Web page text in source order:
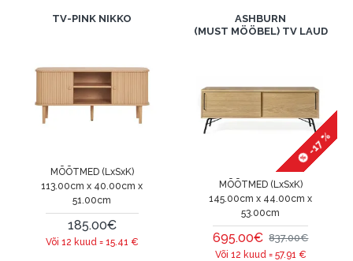
TV-PINK NIKKO
MÕÕTMED (LxSxK)
113.00cm x 40.00cm x
51.00cm
185.00€
Või 12 kuud = 15.41 €
ASHBURN
(MUST MÖÖBEL) TV LAUD
-17 %
MÕÕTMED (LxSxK)
145.00cm x 44.00cm x
53.00cm
695.00€ 837.00€
Või 12 kuud = 57.91 €